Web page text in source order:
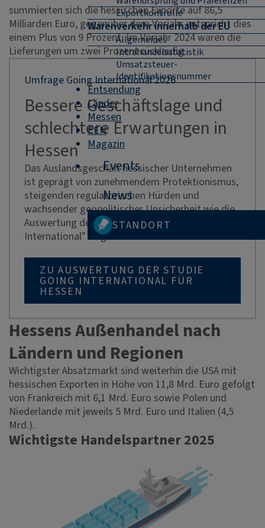
Exportkontrolle
Warenverkehr innerhalb der EU
Allgemeines
Intrahandelsstatistik
Umsatzsteuer-
Identifikationsnummer
Entsendung
Länder
Messen
EEN
Magazin
Events
News
STANDORT
summierten sich die hessischen Exporte auf 86,5
Milliarden Euro, gegenüber dem Vorjahr entspricht dies
einem Plus von 9 Prozent. Im Vorjahr 2024 waren die
Lieferungen um zwei Prozent rückläufig.
Umfrage Going International 2026
Bessere Geschäftslage und
schlechtere Erwartungen in
Hessen
Das Auslandsgeschäft hessischer Unternehmen
ist geprägt von zunehmendem Protektionismus,
steigenden regulatorischen Hürden und
wachsender geopolitischer Unsicherheit wie die
Auswertung der diesjährigen Umfrage "Going
International" zeigt.
ZU AUSWERTUNG DER STUDIE
GOING INTERNATIONAL FÜR
HESSEN
Hessens Außenhandel nach
Ländern und Regionen
Wichtigster Absatzmarkt sind weiterhin die USA mit
hessischen Exporten in Höhe von 11,8 Mrd. Euro gefolgt
von Frankreich mit 6,1 Mrd. Euro sowie Polen und
Niederlande mit jeweils 5 Mrd. Euro und Italien (4,5
Mrd.).
Wichtigste Handelspartner 2025